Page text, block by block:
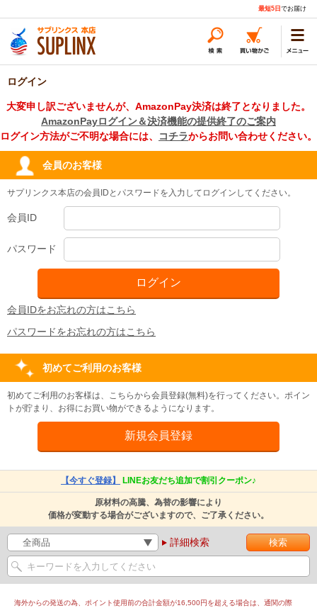
最短5日 でお届け
ログイン
大変申し訳ございませんが、AmazonPay決済は終了となりました。
AmazonPayログイン＆決済機能の提供終了のご案内
ログイン方法がご不明な場合には、
コチラからお問い合わせください。
会員のお客様
サプリンクス本店の会員IDとパスワードを入力してログインしてください。
会員ID
パスワード
会員IDをお忘れの方はこちら
パスワードをお忘れの方はこちら
初めてご利用のお客様
初めてご利用のお客様は、こちらから会員登録(無料)を行ってください。ポイン
トが貯まり、お得にお買い物ができるようになります。
【今すぐ登録】 LINEお友だち追加で割引クーポン♪
原材料の高騰、為替の影響により
価格が変動する場合がございますので、ご了承ください。
詳細検索
海外からの発送の為、ポイント使用前の合計金額が16,500円を超える場合は、通関の際